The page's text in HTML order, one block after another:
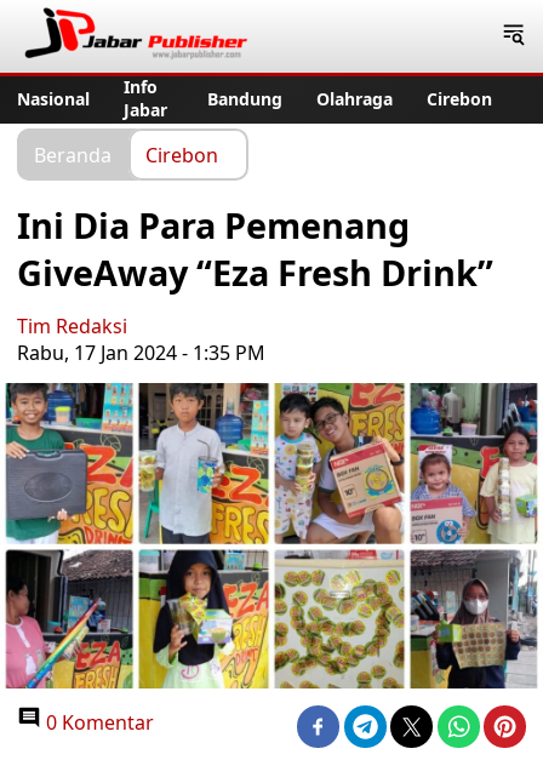
Nasional
Info
Jabar
Bandung Olahraga Cirebon
Beranda Cirebon
Ini Dia Para Pemenang
GiveAway “Eza Fresh Drink”
Tim Redaksi
Rabu, 17 Jan 2024 - 1:35 PM
0 Komentar